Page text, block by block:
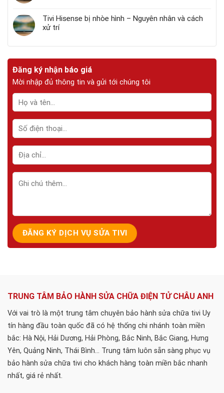
Tivi Hisense bị nhòe hình – Nguyên nhân và cách
xử trí
Đăng ký nhận báo giá
Mời nhập đủ thông tin và gửi tới chúng tôi
TRUNG TÂM BẢO HÀNH SỬA CHỮA ĐIỆN TỬ CHÂU ANH
Với vai trò là một trung tâm chuyên bảo hành sửa chữa tivi Uy
tín hàng đầu toàn quốc đã có hệ thống chi nhánh toàn miền
bắc: Hà Nội, Hải Dương, Hải Phòng, Bắc Ninh, Bắc Giang, Hưng
Yên, Quảng Ninh, Thái Bình... Trung tâm luôn sẵn sàng phục vụ
bảo hành sửa chữa tivi cho khách hàng toàn miền bắc nhanh
nhất, giá rẻ nhất.